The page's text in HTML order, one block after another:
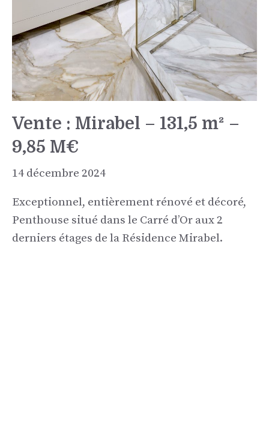
Vente : Mirabel – 131,5 m² –
9,85 M€
14 décembre 2024
Exceptionnel, entièrement rénové et décoré,
Penthouse situé dans le Carré d’Or aux 2
derniers étages de la Résidence Mirabel.